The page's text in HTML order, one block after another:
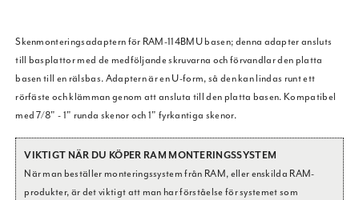
Skenmonteringsadaptern för RAM-114BMUbasen; denna adapter ansluts
till basplattor med de medföljande skruvarna och förvandlar den platta
basen till en rälsbas. Adaptern är en U-form, så den kan lindas runt ett
rörfäste och klämman genom att ansluta till den platta basen. Kompatibel
med 7/8" - 1" runda skenor och 1" fyrkantiga skenor.
VIKTIGT NÄR DU KÖPER RAM MONTERINGSSYSTEM
När man beställer monteringssystem från RAM, eller enskilda RAM-
produkter, är det viktigt att man har förståelse för systemet som